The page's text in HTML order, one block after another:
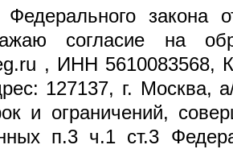
Федерального
согласие на
, ИНН 5610083568,
127137, г. Москва,
и ограничений,
п.3 ч.1 ст.3